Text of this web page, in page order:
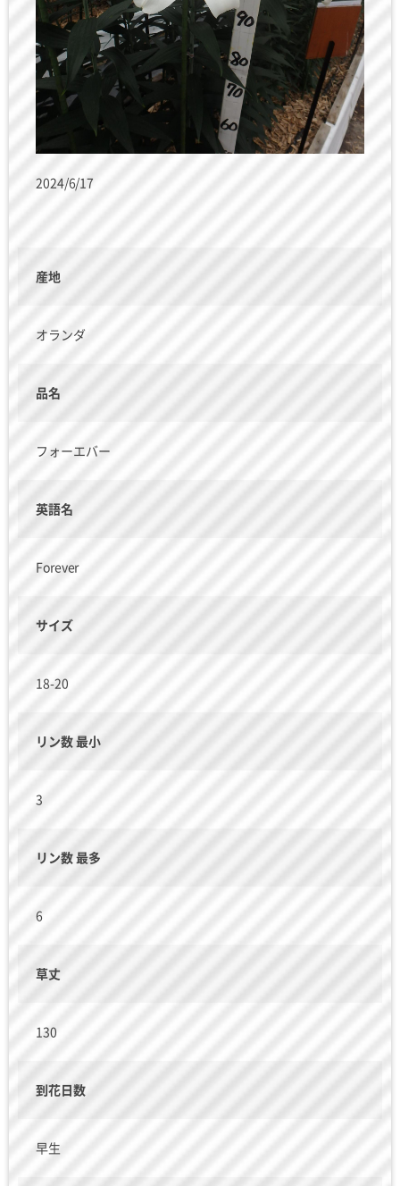
2024/6/17
産地
オランダ
品名
フォーエバー
英語名
Forever
サイズ
18-20
リン数 最小
3
リン数 最多
6
草丈
130
到花日数
早生